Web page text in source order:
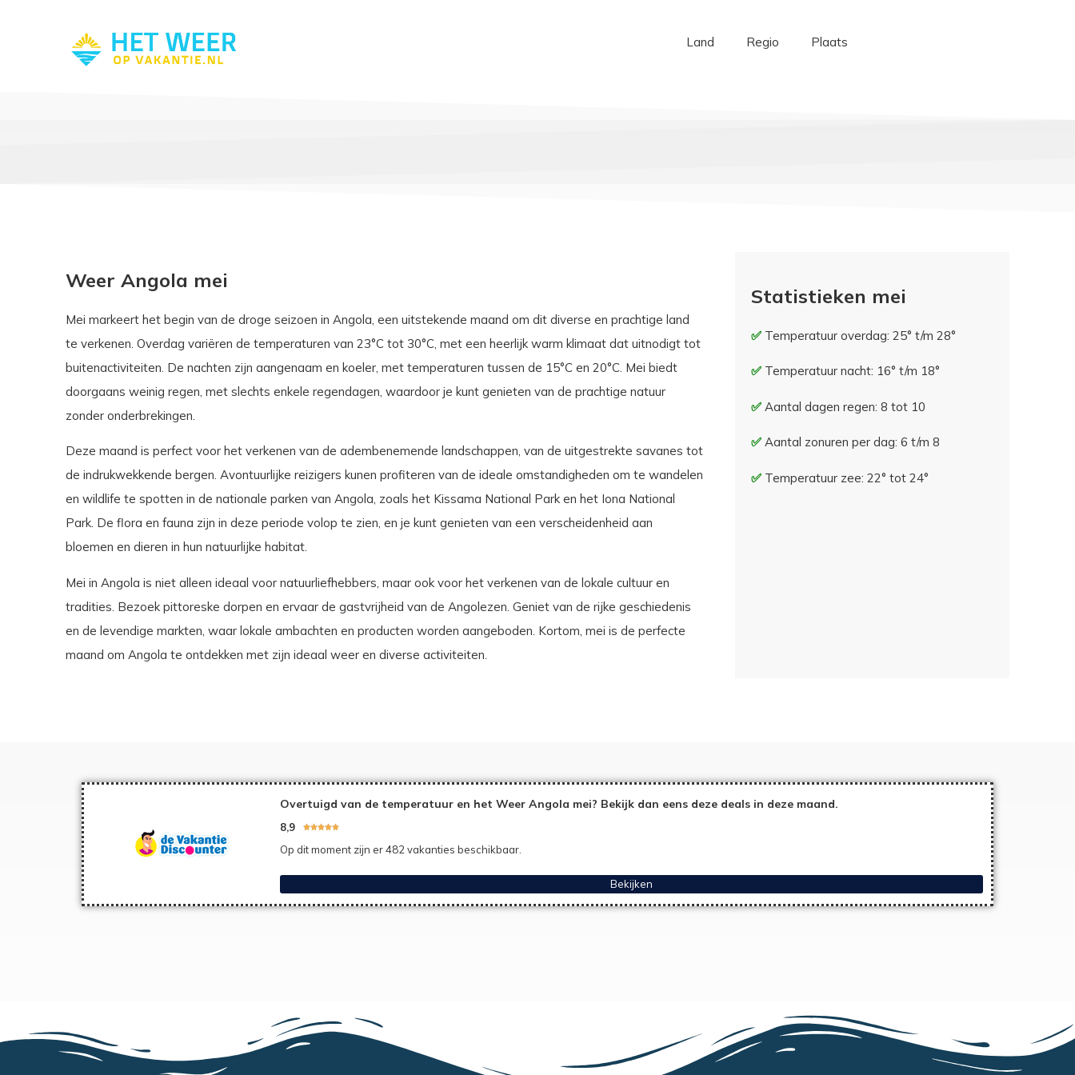
Land Regio Plaats
Weer Angola mei
Mei markeert het begin van de droge seizoen in Angola, een uitstekende maand om dit diverse en prachtige land
te verkenen. Overdag variëren de temperaturen van 23°C tot 30°C, met een heerlijk warm klimaat dat uitnodigt tot
buitenactiviteiten. De nachten zijn aangenaam en koeler, met temperaturen tussen de 15°C en 20°C. Mei biedt
doorgaans weinig regen, met slechts enkele regendagen, waardoor je kunt genieten van de prachtige natuur
zonder onderbrekingen.
Deze maand is perfect voor het verkenen van de adembenemende landschappen, van de uitgestrekte savanes tot
de indrukwekkende bergen. Avontuurlijke reizigers kunen profiteren van de ideale omstandigheden om te wandelen
en wildlife te spotten in de nationale parken van Angola, zoals het Kissama National Park en het Iona National
Park. De flora en fauna zijn in deze periode volop te zien, en je kunt genieten van een verscheidenheid aan
bloemen en dieren in hun natuurlijke habitat.
Mei in Angola is niet alleen ideaal voor natuurliefhebbers, maar ook voor het verkenen van de lokale cultuur en
tradities. Bezoek pittoreske dorpen en ervaar de gastvrijheid van de Angolezen. Geniet van de rijke geschiedenis
en de levendige markten, waar lokale ambachten en producten worden aangeboden. Kortom, mei is de perfecte
maand om Angola te ontdekken met zijn ideaal weer en diverse activiteiten.
Statistieken mei
Temperatuur overdag: 25° t/m 28°
Temperatuur nacht: 16° t/m 18°
Aantal dagen regen: 8 tot 10
Aantal zonuren per dag: 6 t/m 8
Temperatuur zee: 22° tot 24°
Overtuigd van de temperatuur en het Weer Angola mei? Bekijk dan eens deze deals in deze maand.
8,9 
Op dit moment zijn er 482 vakanties beschikbaar.
Bekijken